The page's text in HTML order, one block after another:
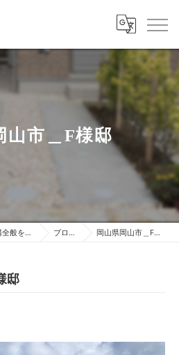
山市＿F様邸
岡山市でエクステリアや外構全般を施工 ブログ 岡山県岡山市＿F様邸
邸